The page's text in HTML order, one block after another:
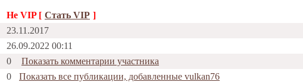
Не VIP [ Стать VIP ]
23.11.2017
26.09.2022 00:11
0
Показать комментарии участника
0
Показать все публикации, добавленные vulkan76